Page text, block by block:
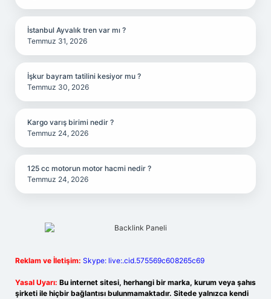
İstanbul Ayvalık tren var mı ?
Temmuz 31, 2026
İşkur bayram tatilini kesiyor mu ?
Temmuz 30, 2026
Kargo varış birimi nedir ?
Temmuz 24, 2026
125 cc motorun motor hacmi nedir ?
Temmuz 24, 2026
Reklam ve İletişim: Skype: live:.cid.575569c608265c69
Yasal Uyarı: Bu internet sitesi, herhangi bir marka, kurum veya şahıs
şirketi ile hiçbir bağlantısı bulunmamaktadır. Sitede yalnızca kendi